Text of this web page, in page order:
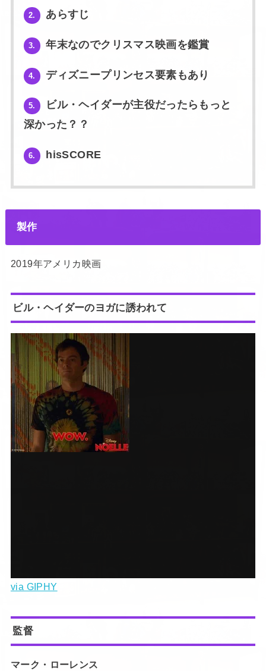
2. あらすじ
3. 年末なのでクリスマス映画を鑑賞
4. ディズニープリンセス要素もあり
5.
ビル・ヘイダーが主役だったらもっと
深かった？？
6. hisSCORE
製作
2019年アメリカ映画
ビル・ヘイダーのヨガに誘われて
via GIPHY
監督
マーク・ローレンス